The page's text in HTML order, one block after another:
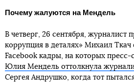
Почему жалуются на Мендель
В четверг, 26 сентября, журналист
коррупция в деталях» Михаил Ткач
Facebook кадры, на которых пресс-
Юлия Мендель оттолкнула
Сергея Андрушко, когда тот